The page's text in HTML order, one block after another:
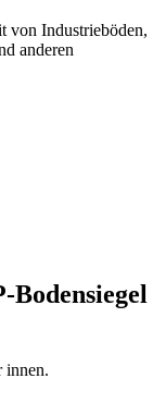
von Industrieböden,
anderen
Bodensiegel
innen.